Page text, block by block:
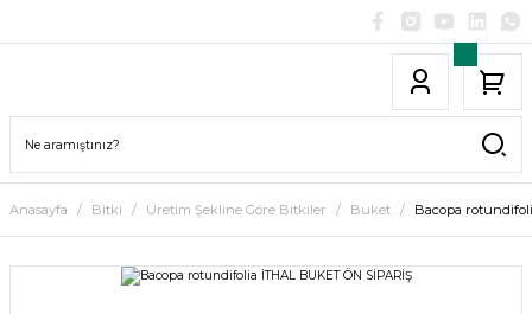
Anasayfa Bitki Üretim Şekline Göre Bitkiler Buket Bacopa